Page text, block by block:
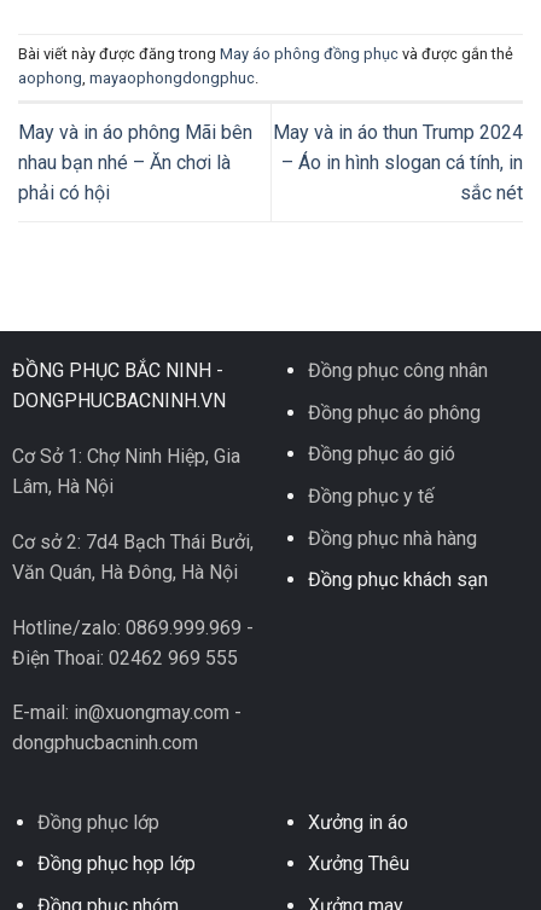
Bài viết này được đăng trong May áo phông đồng phục và được gắn thẻ
aophong, mayaophongdongphuc.
May và in áo phông Mãi bên
nhau bạn nhé – Ăn chơi là
phải có hội
May và in áo thun Trump 2024
– Áo in hình slogan cá tính, in
sắc nét
ĐỒNG PHỤC BẮC NINH -
DONGPHUCBACNINH.VN
Cơ Sở 1: Chợ Ninh Hiệp, Gia
Lâm, Hà Nội
Cơ sở 2: 7d4 Bạch Thái Bưởi,
Văn Quán, Hà Đông, Hà Nội
Hotline/zalo: 0869.999.969 -
Điện Thoai: 02462 969 555
E-mail: in@xuongmay.com -
dongphucbacninh.com
Đồng phục công nhân
Đồng phục áo phông
Đồng phục áo gió
Đồng phục y tế
Đồng phục nhà hàng
Đồng phục khách sạn
Đồng phục lớp
Đồng phục họp lớp
Xưởng in áo
Xưởng Thêu